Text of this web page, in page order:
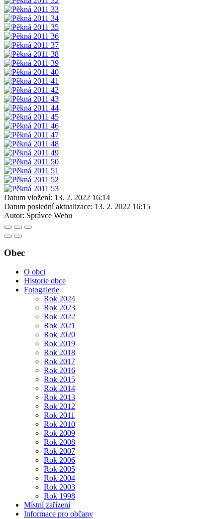
Datum vložení: 13. 2. 2022 16:14
Datum poslední aktualizace: 13. 2. 2022 16:15
Autor: Správce Webu
Obec
O obci
Historie obce
Fotogalerie
Rok 2024
Rok 2023
Rok 2022
Rok 2021
Rok 2020
Rok 2019
Rok 2018
Rok 2017
Rok 2016
Rok 2015
Rok 2014
Rok 2013
Rok 2012
Rok 2011
Rok 2010
Rok 2009
Rok 2008
Rok 2007
Rok 2006
Rok 2005
Rok 2004
Rok 2003
Rok 1998
Místní zařízení
Informace pro občany